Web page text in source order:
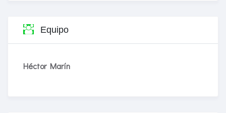
Equipo
Héctor Marín